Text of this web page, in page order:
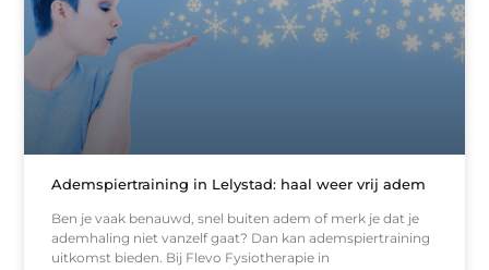
Ademspiertraining in Lelystad: haal weer vrij adem
Ben je vaak benauwd, snel buiten adem of merk je dat je
ademhaling niet vanzelf gaat? Dan kan ademspiertraining
uitkomst bieden. Bij Flevo Fysiotherapie in